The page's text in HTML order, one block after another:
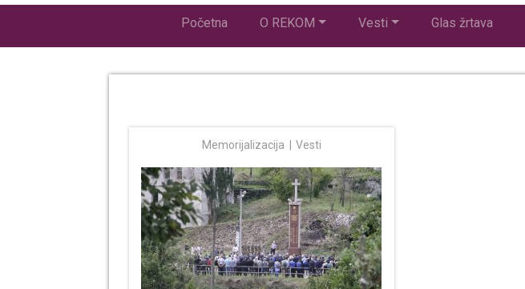
Početna O REKOM Vesti Glas žrtava
Memorijalizacija Vesti